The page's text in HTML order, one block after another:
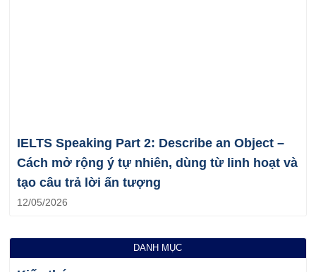
IELTS Speaking Part 2: Describe an Object –
Cách mở rộng ý tự nhiên, dùng từ linh hoạt và
tạo câu trả lời ấn tượng
12/05/2026
DANH MỤC